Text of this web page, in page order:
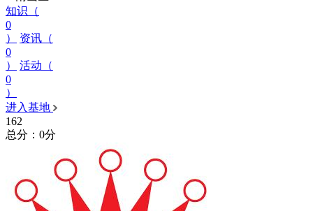
知识（
0
）
资讯（
0
）
活动（
0
）
进入基地
162
总分：0分